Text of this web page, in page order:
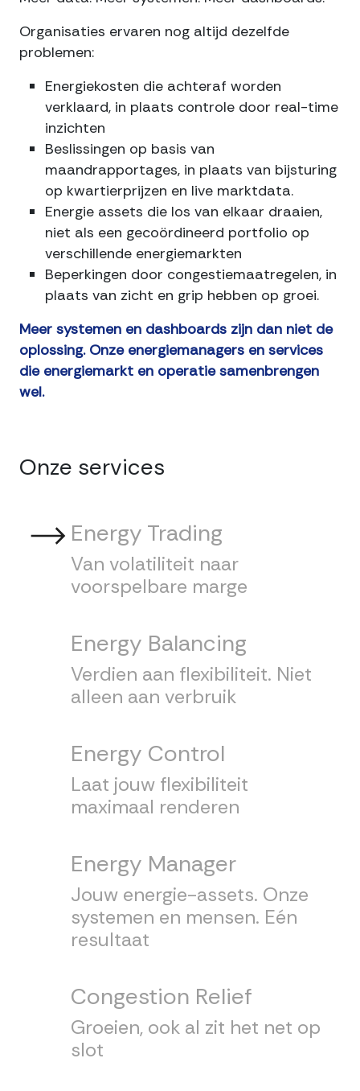
Organisaties ervaren nog altijd dezelfde
problemen:
Energiekosten die achteraf worden
verklaard, in plaats controle door real-time
inzichten
Beslissingen op basis van
maandrapportages, in plaats van bijsturing
op kwartierprijzen en live marktdata.
Energie assets die los van elkaar draaien,
niet als een gecoördineerd portfolio op
verschillende energiemarkten
Beperkingen door congestiemaatregelen, in
plaats van zicht en grip hebben op groei.
Meer systemen en dashboards zijn dan niet de
oplossing. Onze energiemanagers en services
die energiemarkt en operatie samenbrengen
wel.
Onze services
Energy Trading
Van volatiliteit naar
voorspelbare marge
Energy Balancing
Verdien aan flexibiliteit. Niet
alleen aan verbruik
Energy Control
Laat jouw flexibiliteit
maximaal renderen
Energy Manager
Jouw energie-assets. Onze
systemen en mensen. Eén
resultaat
Congestion Relief
Groeien, ook al zit het net op
slot